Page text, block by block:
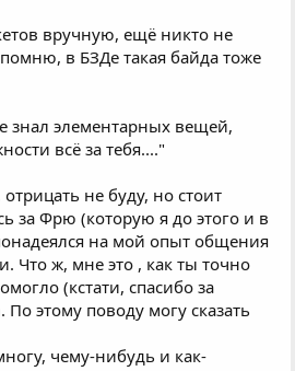
вручную, ещё никто не
в БЗДе такая байда тоже
знал элементарных вещей,
всё за тебя...."
не буду, но стоит
за Фрю (которую я до этого и в
на мой опыт общения
Что ж, мне это , как ты точно
(кстати, спасибо за
этому поводу могу сказать
чему-нибудь и как-